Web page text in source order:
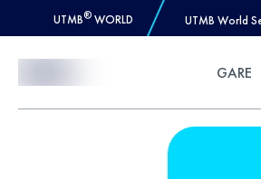
UTMB® WORLD UTMB World
GARE